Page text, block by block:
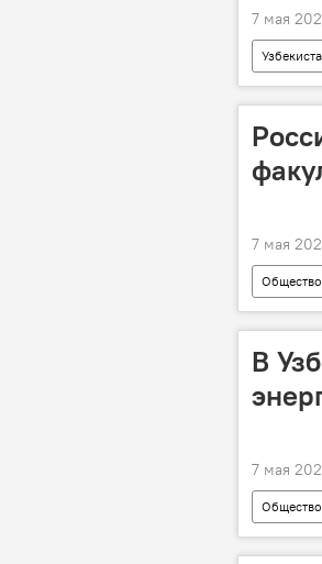
7 мая
7 мая
Общество
В
7 мая
Общество
институт